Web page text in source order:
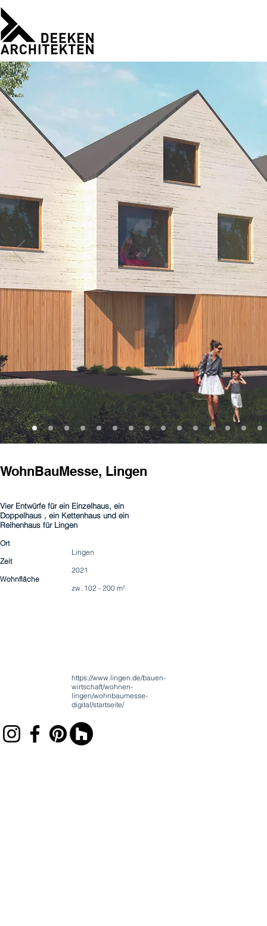
WohnBauMesse, Lingen
Vier Entwürfe für ein Einzelhaus, ein
Doppelhaus , ein Kettenhaus und ein
Reihenhaus für Lingen
Ort
Lingen
Zeit
2021
Wohnfläche
zw. 102 - 200 m²
https://www.lingen.de/bauen-
wirtschaft/wohnen-
lingen/wohnbaumesse-
digital/startseite/